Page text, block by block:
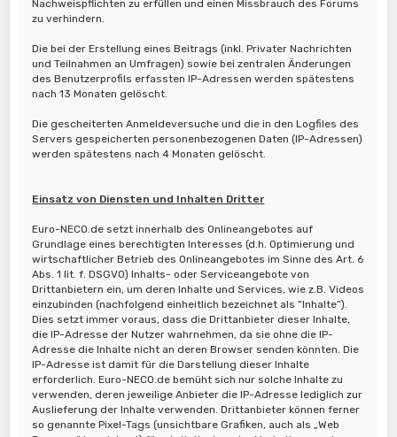
Nachweispflichten zu erfüllen und einen Missbrauch des Forums
zu verhindern.
Die bei der Erstellung eines Beitrags (inkl. Privater Nachrichten
und Teilnahmen an Umfragen) sowie bei zentralen Änderungen
des Benutzerprofils erfassten IP-Adressen werden spätestens
nach 13 Monaten gelöscht.
Die gescheiterten Anmeldeversuche und die in den Logfiles des
Servers gespeicherten personenbezogenen Daten (IP-Adressen)
werden spätestens nach 4 Monaten gelöscht.
Einsatz von Diensten und Inhalten Dritter
Euro-NECO.de setzt innerhalb des Onlineangebotes auf
Grundlage eines berechtigten Interesses (d.h. Optimierung und
wirtschaftlicher Betrieb des Onlineangebotes im Sinne des Art. 6
Abs. 1 lit. f. DSGVO) Inhalts- oder Serviceangebote von
Drittanbietern ein, um deren Inhalte und Services, wie z.B. Videos
einzubinden (nachfolgend einheitlich bezeichnet als “Inhalte”).
Dies setzt immer voraus, dass die Drittanbieter dieser Inhalte,
die IP-Adresse der Nutzer wahrnehmen, da sie ohne die IP-
Adresse die Inhalte nicht an deren Browser senden könnten. Die
IP-Adresse ist damit für die Darstellung dieser Inhalte
erforderlich. Euro-NECO.de bemüht sich nur solche Inhalte zu
verwenden, deren jeweilige Anbieter die IP-Adresse lediglich zur
Auslieferung der Inhalte verwenden. Drittanbieter können ferner
so genannte Pixel-Tags (unsichtbare Grafiken, auch als „Web